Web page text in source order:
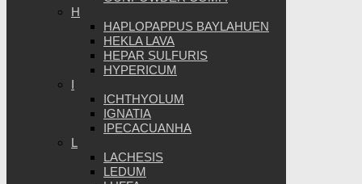
H
HAPLOPAPPUS BAYLAHUEN
HEKLA LAVA
HEPAR SULFURIS
HYPERICUM
I
ICHTHYOLUM
IGNATIA
IPECACUANHA
L
LACHESIS
LEDUM